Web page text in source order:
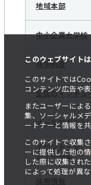
このウェブサイト
このサイトでは
コンテンツ広告や
またユーザーによ
集、ソーシャルメ
ートナーと情報を
このサイトで収集
ーに提供した他の
した際に収集され
によって処理が異な
地域本部
中小企業大学校
共済制度
全国のインキュ
メールマガジン
イベント・セ
ミナー一覧